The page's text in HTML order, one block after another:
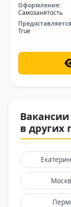
Оформление:
Самозанятость
True
в других